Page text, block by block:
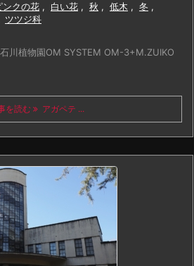
ンクの花 , 白い花 , 秋 , 低木 , 冬 ,
ツツジ科
植物園OM SYSTEM OM-3+M.ZUIKO
を読む アガペテ ...